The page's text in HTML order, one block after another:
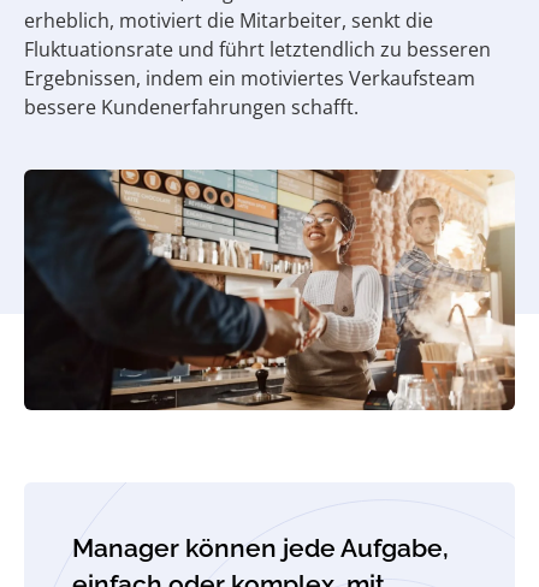
erheblich, motiviert die Mitarbeiter, senkt die
Fluktuationsrate und führt letztendlich zu besseren
Ergebnissen, indem ein motiviertes Verkaufsteam
bessere Kundenerfahrungen schafft.
Manager können jede Aufgabe,